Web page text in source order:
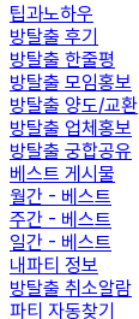
팁과노하우
방탈출 후기
방탈출 한줄평
방탈출 모임홍보
방탈출 양도/교환
방탈출 업체홍보
방탈출 궁합공유
베스트 게시물
월간 - 베스트
주간 - 베스트
일간 - 베스트
내파티 정보
방탈출 취소알람
파티 자동찾기